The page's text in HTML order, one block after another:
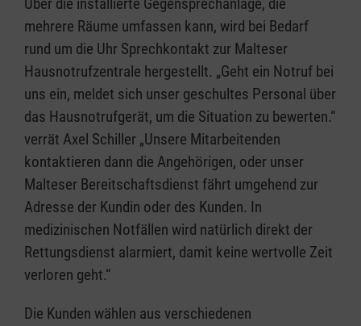
mehrere Räume umfassen kann, wird bei Bedarf
rund um die Uhr Sprechkontakt zur Malteser
Hausnotrufzentrale hergestellt. „Geht ein Notruf bei
uns ein, meldet sich unser geschultes Personal über
das Hausnotrufgerät, um die Situation zu bewerten.“
verrät Axel Schiller „Unsere Mitarbeitenden
kontaktieren dann die Angehörigen, oder unser
Malteser Bereitschaftsdienst fährt umgehend zur
Adresse der Kundin oder des Kunden. In
medizinischen Notfällen wird natürlich direkt der
Rettungsdienst alarmiert, damit keine wertvolle Zeit
verloren geht.“
Die Kunden wählen aus verschiedenen